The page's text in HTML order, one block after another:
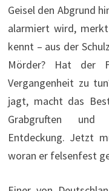
Geisel den Abgrund
alarmiert wird,
kennt – aus der
Mörder? Hat der
Vergangenheit zu
jagt, macht das
Grabgruften und
Entdeckung. Jetzt
woran er felsenfest